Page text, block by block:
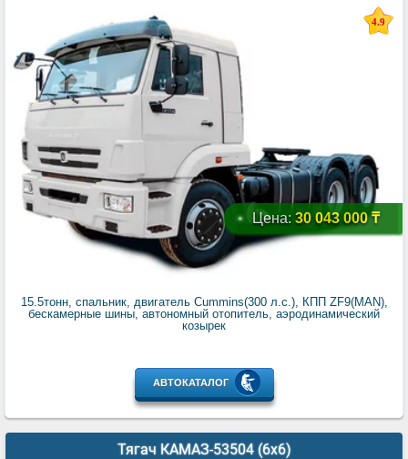
4.9
Цена: 30 043 000 ₸
15.5тонн, спальник, двигатель Cummins(300 л.с.), КПП ZF9(MAN),
бескамерные шины, автономный отопитель, аэродинамический
козырек
АВТОКАТАЛОГ
Тягач КАМАЗ-53504 (6x6)